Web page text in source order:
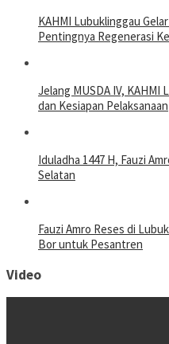
KAHMI Lubuklinggau
Pentingnya Regenerasi
Jelang MUSDA IV,
dan Kesiapan Pelaksanaan
Iduladha 1447 H, Fauzi
Selatan
Fauzi Amro Reses di
Bor untuk Pesantren
Video